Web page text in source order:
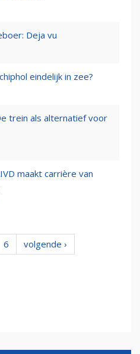
Deja vu
eindelijk in zee?
trein als alternatief voor
maakt carrière van
6
volgende ›